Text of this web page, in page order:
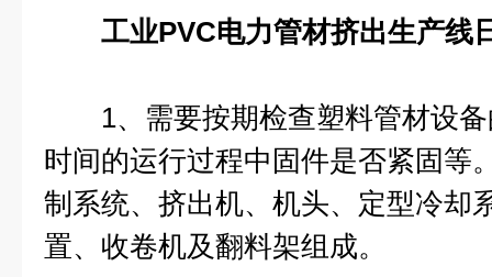
工业PVC电力管材挤出生产线
1、需要按期检查塑料管材设备
时间的运行过程中固件是否紧固等
制系统、挤出机、机头、定型冷却
置、收卷机及翻料架组成。